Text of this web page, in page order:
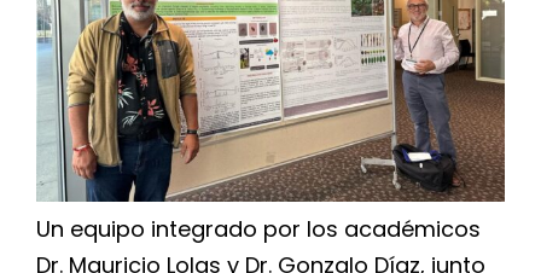
Un equipo integrado por los académicos
Dr. Mauricio Lolas y Dr. Gonzalo Díaz, junto